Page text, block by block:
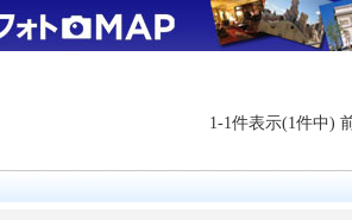
1-1件表示(1件中)